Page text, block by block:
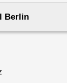
Berlin